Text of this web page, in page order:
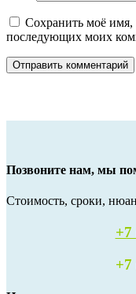
Сохранить моё имя,
последующих моих
Позвоните нам, мы
Стоимость, сроки,
+7
+7